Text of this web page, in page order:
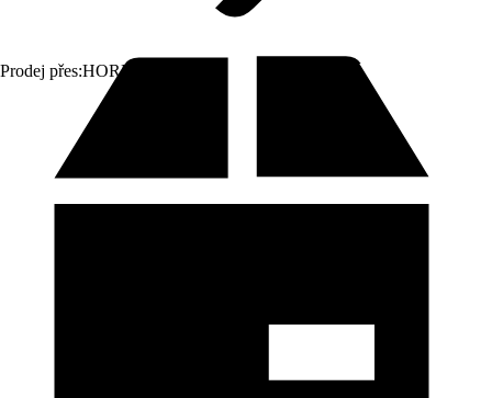
Prodej přes:HORNBACH